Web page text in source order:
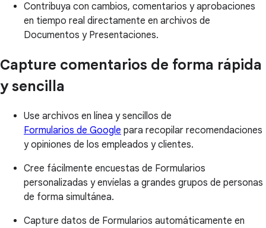
Contribuya con cambios, comentarios y aprobaciones
en tiempo real directamente en archivos de
Documentos y Presentaciones.
Capture comentarios de forma rápida
y sencilla
Use archivos en línea y sencillos de
Formularios de Google para recopilar recomendaciones
y opiniones de los empleados y clientes.
Cree fácilmente encuestas de Formularios
personalizadas y envíelas a grandes grupos de personas
de forma simultánea.
Capture datos de Formularios automáticamente en